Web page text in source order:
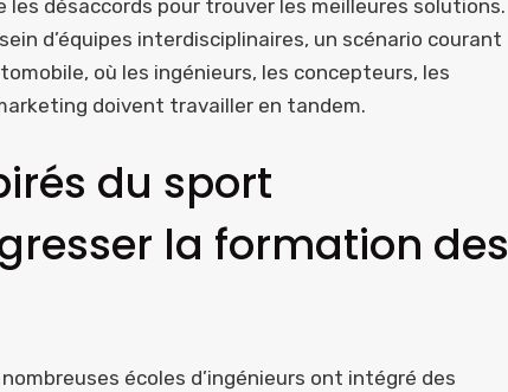
désaccords pour trouver les meilleures solutions.
d’équipes interdisciplinaires, un scénario courant
où les ingénieurs, les concepteurs, les
doivent travailler en tandem.
du sport
la formation des
écoles d’ingénieurs ont intégré des